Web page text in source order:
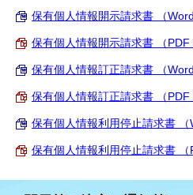
保有個人情報開示請求書 （Word
保有個人情報開示請求書 （PDF
保有個人情報訂正請求書 （Word
保有個人情報訂正請求書 （PDF
保有個人情報利用停止請求書 （
保有個人情報利用停止請求書 （